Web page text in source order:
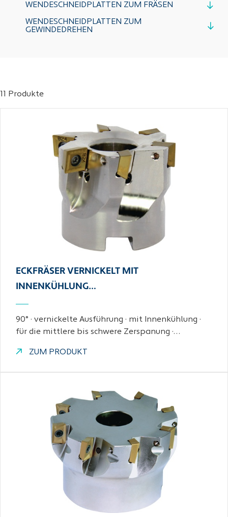
WENDESCHNEIDPLATTEN ZUM FRÄSEN
WENDESCHNEIDPLATTEN ZUM
GEWINDEDREHEN
11 Produkte
ECKFRÄSER VERNICKELT MIT
INNENKÜHLUNG…
90° · vernickelte Ausführung · mit Innenkühlung ·
für die mittlere bis schwere Zerspanung ·…
ZUM PRODUKT